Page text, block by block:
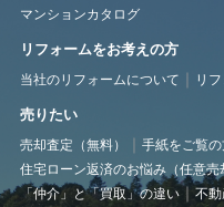
マンションカタログ
リフォームをお考えの方
当社のリフォームについて リ
売りたい
売却査定（無料） 手紙をご覧
住宅ローン返済のお悩み（任意売
「仲介」と「買取」の違い
不